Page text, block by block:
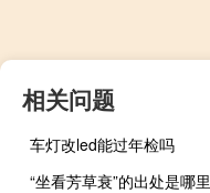
相关问题
车灯改led能过年检吗
“坐看芳草衰”的出处是哪里